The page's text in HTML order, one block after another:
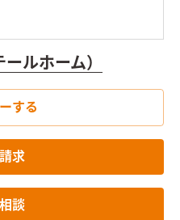
ルホーム）
する
求
談